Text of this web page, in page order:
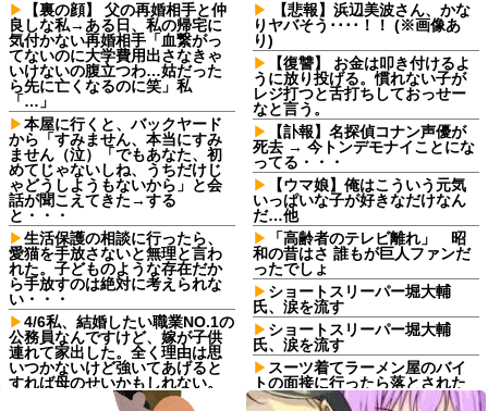
【裏の顔】 父の再婚相手と仲
良しな私→ある日、私の帰宅に
気付かない再婚相手「血繋がっ
てないのに大学費用出さなきゃ
いけないの腹立つわ…姑だった
ら先に亡くなるのに笑」私
「…」
本屋に行くと、バックヤード
から「すみません、本当にすみ
ません（泣）「でもあなた、初
めてじゃないしね、うちだけじ
ゃどうしようもないから」と会
話が聞こえてきた→する
と・・・
生活保護の相談に行ったら、
愛猫を手放さないと無理と言わ
れた。子どものような存在だか
ら手放すのは絶対に考えられな
い・・・
4/6私、結婚したい職業NO.1の
公務員なんですけど、嫁が子供
連れて家出した。全く理由は思
いつかないけど強いてあげると
すれば母のせいかもしれない。
嫁のせいでアトピー悪化しそう
【悲報】浜辺美波さん、かな
りヤバそう････！！ (※画像あ
り)
【復讐】 お金は叩き付けるよ
うに放り投げる。慣れない子が
レジ打つと舌打ちしておっせー
なと言う。
【訃報】名探偵コナン声優が
死去 → 今トンデモナイことにな
ってる・・・
【ウマ娘】俺はこういう元気
いっぱいな子が好きなだけなん
だ…他
「高齢者のテレビ離れ」 昭
和の昔はさ 誰もが巨人ファンだ
ったでしょ
ショートスリーパー堀大輔
氏、涙を流す
ショートスリーパー堀大輔
氏、涙を流す
スーツ着てラーメン屋のバイ
トの面接に行ったら落とされた
ｗ